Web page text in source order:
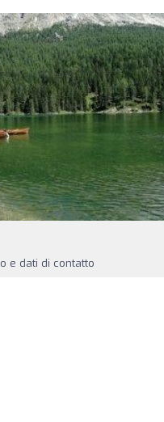
e dati di contatto